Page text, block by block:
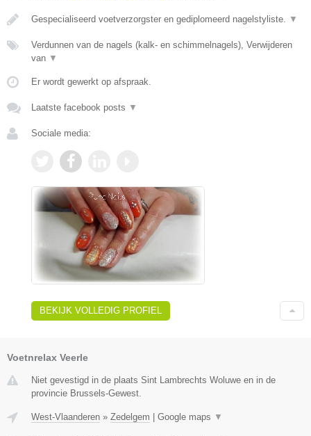
Gespecialiseerd voetverzorgster en gediplomeerd nagelstyliste. ▼
Verdunnen van de nagels (kalk- en schimmelnagels), Verwijderen
van ▼
Er wordt gewerkt op afspraak.
Laatste facebook posts ▼
Sociale media:
BEKIJK VOLLEDIG PROFIEL
Voetnrelax Veerle
Niet gevestigd in de plaats Sint Lambrechts Woluwe en in de
provincie Brussels-Gewest.
West-Vlaanderen » Zedelgem | Google maps ▼